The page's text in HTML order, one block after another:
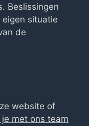
Beslissingen
situatie
de
website of
je met ons team